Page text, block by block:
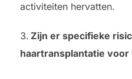
activiteiten hervatten.
Zijn er specifieke
haartransplantatie